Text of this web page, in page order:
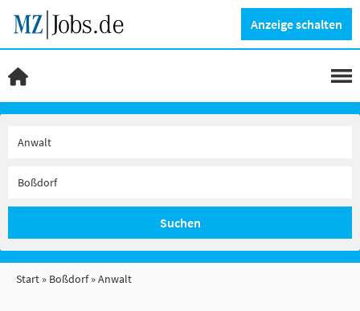
Anzeige schalten
Suchen
Start Boßdorf Anwalt